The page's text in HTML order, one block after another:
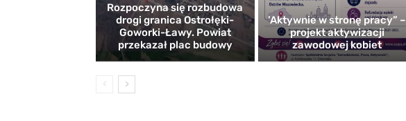
Rozpoczyna się rozbudowa
drogi granica Ostrołęki-
Goworki-Ławy. Powiat
przekazał plac budowy
’Aktywnie w stronę pracy” –
projekt aktywizacji
zawodowej kobiet